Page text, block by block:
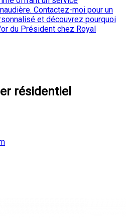
Contactez-moi pour un
et découvrez pourquoi
du Président chez Royal
résidentiel